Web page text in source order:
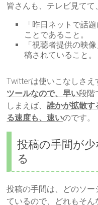
皆さんも、テレビ見てて
「昨日ネットで話
ことであること。
「視聴者提供の映
稿されていること。
Twitterは使いこなしさえ
ツールなので、早い段階
しまえば、誰かが拡散す
る速度も、速いのです。
投稿の手間が
る
投稿の手間は、どのソ
ているので、どれもそ